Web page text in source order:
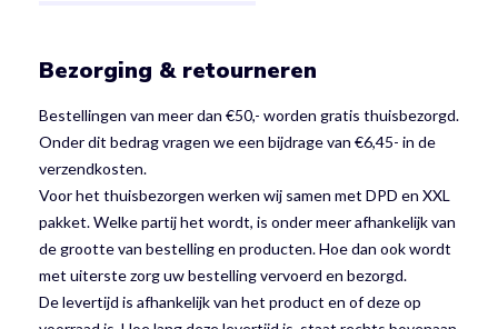
Bezorging & retourneren
Bestellingen van meer dan €50,- worden gratis thuisbezorgd.
Onder dit bedrag vragen we een bijdrage van €6,45- in de
verzendkosten.
Voor het thuisbezorgen werken wij samen met DPD en XXL
pakket. Welke partij het wordt, is onder meer afhankelijk van
de grootte van bestelling en producten. Hoe dan ook wordt
met uiterste zorg uw bestelling vervoerd en bezorgd.
De levertijd is afhankelijk van het product en of deze op